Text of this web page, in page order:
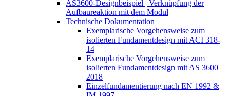
AS3600-Designbeispiel | Verknüpfung der
Aufbaureaktion mit dem Modul
Technische Dokumentation
Exemplarische Vorgehensweise zum
isolierten Fundamentdesign mit ACI 318-
14
Exemplarische Vorgehensweise zum
isolierten Fundamentdesign mit AS 3600
2018
Einzelfundamentierung nach EN 1992 &